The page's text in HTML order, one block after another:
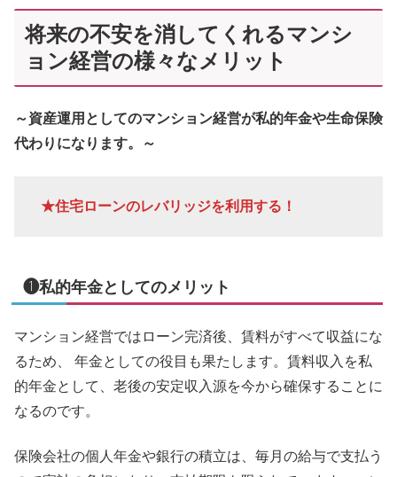
将来の不安を消してくれるマンシ
ョン経営の様々なメリット
～資産運用としてのマンション経営が私的年金や生命保険
代わりになります。～
★住宅ローンのレバリッジを利用する！
❶私的年金としてのメリット
マンション経営ではローン完済後、賃料がすべて収益にな
るため、 年金としての役目も果たします。賃料収入を私
的年金として、老後の安定収入源を今から確保することに
なるのです。
保険会社の個人年金や銀行の積立は、毎月の給与で支払う